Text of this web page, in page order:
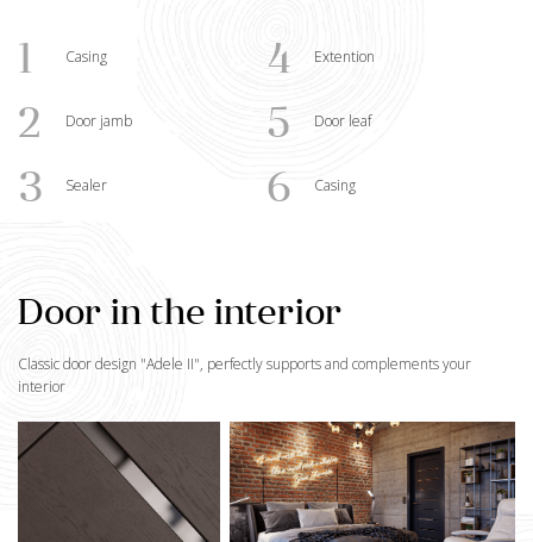
1 Casing 4 Extention
2 Door jamb 5 Door leaf
3 Sealer 6 Casing
Door in the interior
Classic door design "Adele II", perfectly supports and complements your
interior